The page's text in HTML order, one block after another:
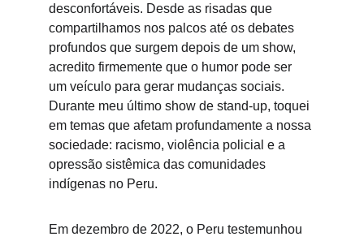
desconfortáveis. Desde as risadas que
compartilhamos nos palcos até os debates
profundos que surgem depois de um show,
acredito firmemente que o humor pode ser
um veículo para gerar mudanças sociais.
Durante meu último show de stand-up, toquei
em temas que afetam profundamente a nossa
sociedade: racismo, violência policial e a
opressão sistêmica das comunidades
indígenas no Peru.
Em dezembro de 2022, o Peru testemunhou